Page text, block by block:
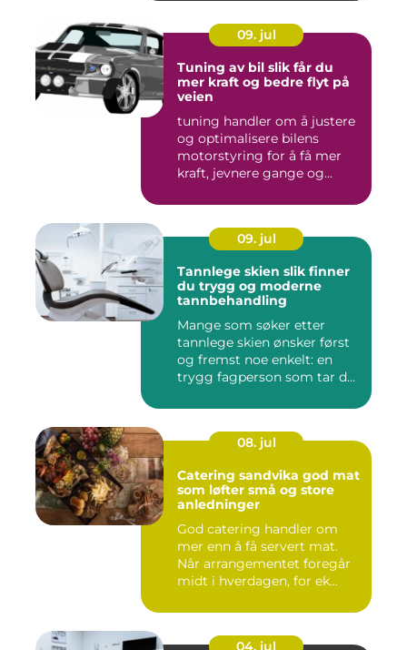
09. jul
Tuning av bil slik får du
mer kraft og bedre flyt på
veien
tuning handler om å justere
og optimalisere bilens
motorstyring for å få mer
kraft, jevnere gange og...
09. jul
Tannlege skien slik finner
du trygg og moderne
tannbehandling
Mange som søker etter
tannlege skien ønsker først
og fremst noe enkelt: en
trygg fagperson som tar d...
08. jul
Catering sandvika god mat
som løfter små og store
anledninger
God catering handler om
mer enn å få servert mat.
Når arrangementet foregår
midt i hverdagen, for ek...
04. jul